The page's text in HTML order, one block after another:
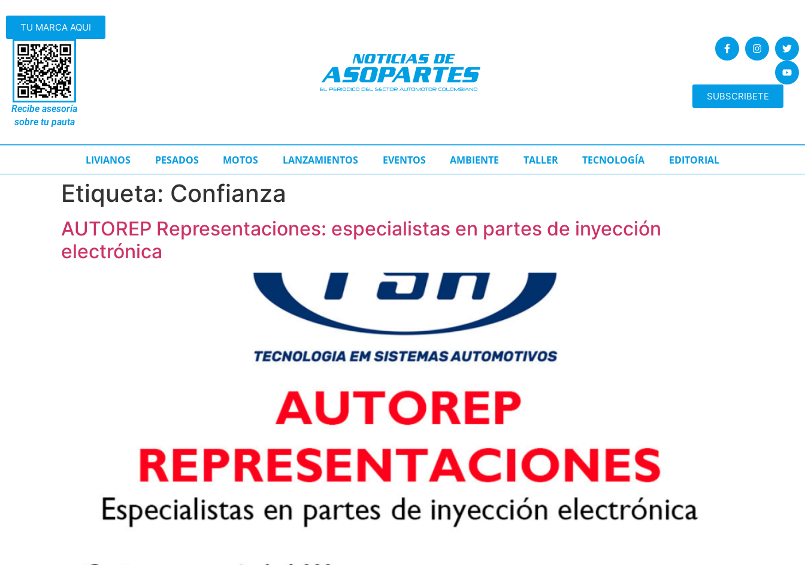
TU MARCA AQUI
Recibe asesoría
sobre tu pauta
SUBSCRIBETE
LIVIANOS PESADOS MOTOS LANZAMIENTOS EVENTOS AMBIENTE TALLER TECNOLOGÍA EDITORIAL
Etiqueta: Confianza
AUTOREP Representaciones: especialistas en partes de inyección
electrónica